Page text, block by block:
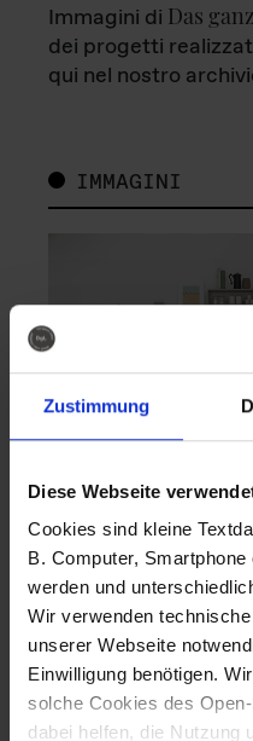
Zustimmung
Diese Webseite
Cookies sind kleine
B. Computer,
werden und
Wir verwenden
unserer Webseite
Einwilligung benötigen.
solche Cookies des
dabei helfen, die Nutzung
Immagini di Das
dei progetti
qui nel nostro
IMMAGINI
Fotografo: Lorenz
Sternbach
Download